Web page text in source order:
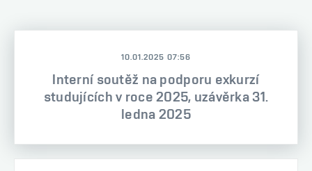
10.01.2025 07:56
Interní soutěž na podporu exkurzí
studujících v roce 2025, uzávěrka 31.
ledna 2025